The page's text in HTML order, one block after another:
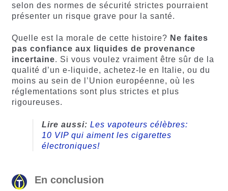
selon des normes de sécurité strictes pourraient
présenter un risque grave pour la santé.
Quelle est la morale de cette histoire? Ne faites
pas confiance aux liquides de provenance
incertaine. Si vous voulez vraiment être sûr de la
qualité d’un e-liquide, achetez-le en Italie, ou du
moins au sein de l’Union européenne, où les
réglementations sont plus strictes et plus
rigoureuses.
Lire aussi: Les vapoteurs célèbres:
10 VIP qui aiment les cigarettes
électroniques!
En conclusion